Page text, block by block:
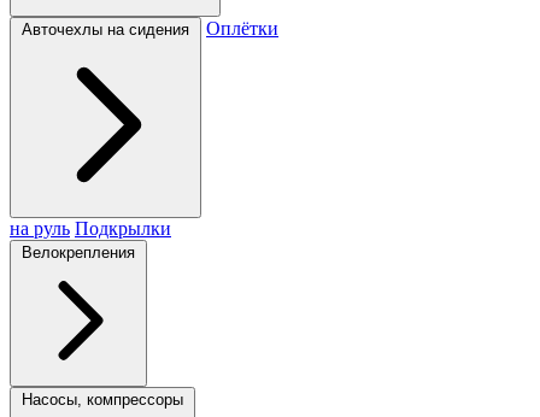
Авточехлы на сидения Оплётки
на руль Подкрылки
Велокрепления
Насосы, компрессоры